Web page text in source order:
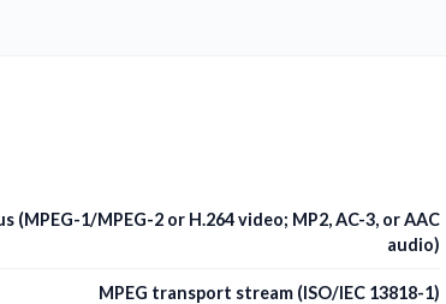
(MPEG-1/MPEG-2 or H.264 video; MP2, AC-3, or AAC
audio)
MPEG transport stream (ISO/IEC 13818-1)